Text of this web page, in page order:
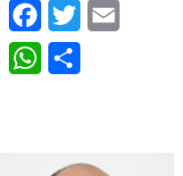
FacebookTwitter
WhatsApp